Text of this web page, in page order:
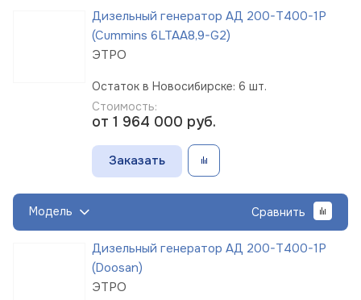
Дизельный генератор АД 200-Т400-1Р
(Cummins 6LTAA8,9-G2)
ЭТРО
Остаток в Новосибирске: 6 шт.
Стоимость:
от 1 964 000 руб.
Заказать
Модель Сравнить
Дизельный генератор АД 200-Т400-1Р
(Doosan)
ЭТРО